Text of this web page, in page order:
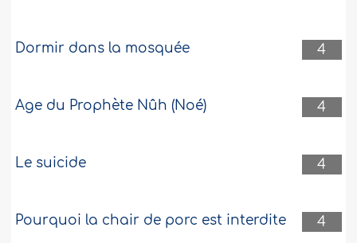
4
Dormir dans la mosquée
4
Age du Prophète Nûh (Noé)
4
Le suicide
4
Pourquoi la chair de porc est interdite